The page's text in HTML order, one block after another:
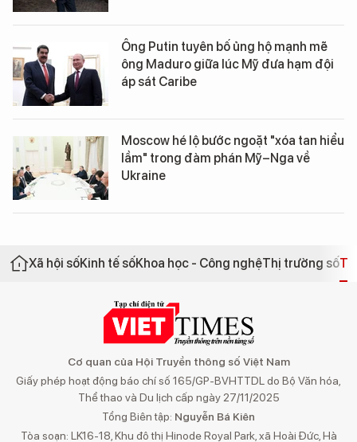
Ông Putin tuyên bố ủng hộ mạnh mẽ
ông Maduro giữa lúc Mỹ đưa hạm đội
áp sát Caribe
Moscow hé lộ bước ngoặt "xóa tan hiểu
lầm" trong đàm phán Mỹ–Nga về
Ukraine
Xã hội sốKinh tế sốKhoa học - Công nghệThị trường số
Cơ quan của Hội Truyền thông số Việt Nam
Giấy phép hoạt động báo chí số 165/GP-BVHTTDL do Bộ Văn hóa,
Thể thao và Du lịch cấp ngày 27/11/2025
Tổng Biên tập: Nguyễn Bá Kiên
Tòa soạn: LK16-18, Khu đô thị Hinode Royal Park, xã Hoài Đức, Hà